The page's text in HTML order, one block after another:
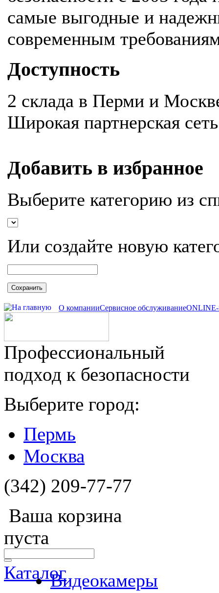
самые выгодные и
современным
Доступность
2 склада в Перми и
Широкая партнерская
Добавить в избранное
Выберите категорию из
Или создайте новую
Сохранить
О компанииСервисное обслуживаниеONLINE-
Профессиональный
подход к безопасности
Выберите город:
Пермь
Москва
(342) 209-77-77
Ваша корзина
пуста
КаталогВидеокамеры